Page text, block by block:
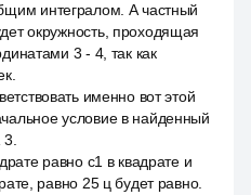
интегралом. А частный
окружность, проходящая
3 - 4, так как
именно вот этой
условие в найденный
равно c1 в квадрате и
равно 25 ц будет равно.